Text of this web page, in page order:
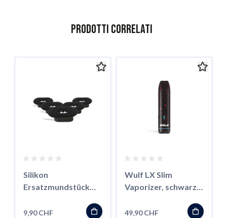
Prodotti correlati
È possibile navigare tra gli elementi del carosello utilizzando
Salta il carosello
Vai alla navigazione del carosello
Silikon
Ersatzmundstück
Vaporizer, 5 Stk
9,90 CHF
Wulf LX Slim
Vaporizer, schwarz-
49,90 CHF